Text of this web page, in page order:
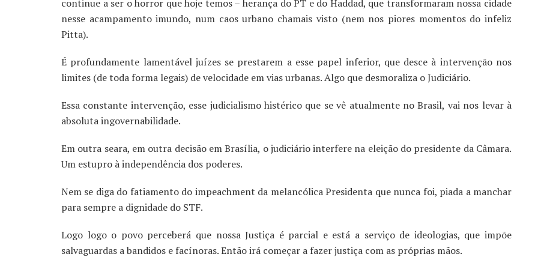
continue a ser o horror que hoje temos – herança do PT e do Haddad, que transformaram nossa cidade
nesse acampamento imundo, num caos urbano chamais visto (nem nos piores momentos do infeliz
Pitta).
É profundamente lamentável juízes se prestarem a esse papel inferior, que desce à intervenção nos
limites (de toda forma legais) de velocidade em vias urbanas. Algo que desmoraliza o Judiciário.
Essa constante intervenção, esse judicialismo histérico que se vê atualmente no Brasil, vai nos levar à
absoluta ingovernabilidade.
Em outra seara, em outra decisão em Brasília, o judiciário interfere na eleição do presidente da Câmara.
Um estupro à independência dos poderes.
Nem se diga do fatiamento do impeachment da melancólica Presidenta que nunca foi, piada a manchar
para sempre a dignidade do STF.
Logo logo o povo perceberá que nossa Justiça é parcial e está a serviço de ideologias, que impõe
salvaguardas a bandidos e facínoras. Então irá começar a fazer justiça com as próprias mãos.